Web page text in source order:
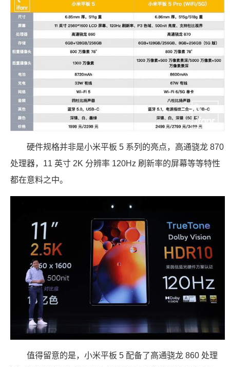
硬件规格并非是小米平板 5 系列的亮点，高通骁龙 870
处理器，11 英寸 2K 分辨率 120Hz 刷新率的屏幕等等特性
都在意料之中。
值得留意的是，小米平板 5 配备了高通骁龙 860 处理